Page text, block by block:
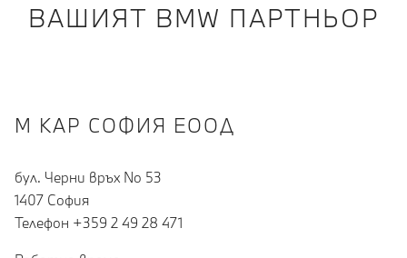
ВАШИЯТ BMW ПАРТНЬОР
М КАР СОФИЯ ЕООД
бул. Черни връх No 53
1407 София
Teлефон +359 2 49 28 471